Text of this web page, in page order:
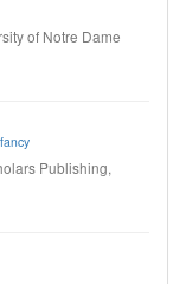
of Notre Dame
Publishing,